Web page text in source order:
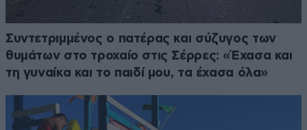
Συντετριμμένος ο πατέρας και σύζυγος των
θυμάτων στο τροχαίο στις Σέρρες: «Έχασα και
τη γυναίκα και το παιδί μου, τα έχασα όλα»